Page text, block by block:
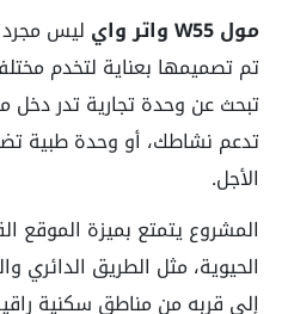
مول W55 واتر واي
ليس
تم تصميمها بعناية لتخدم
تبحث عن وحدة تجارية تدر دخل
تدعم نشاطك، أو وحدة طبية
الأجل.
المشروع يتمتع بميزة الموقع
الحيوية، مثل الطريق الدائري
إلى قربه من مناطق سكنية